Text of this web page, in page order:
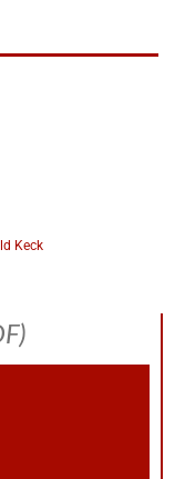
Keck